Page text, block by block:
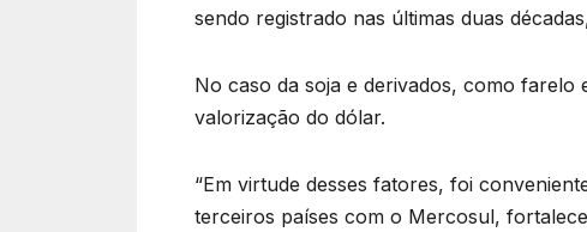
sendo registrado nas últimas duas
No caso da soja e derivados, como
valorização do dólar.
“Em virtude desses fatores, foi
terceiros países com o Mercosul,